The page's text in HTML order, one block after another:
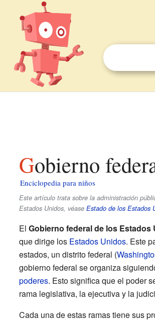
Gobierno
Enciclopedia para niños
Este artículo trata sobre la administración
Estados Unidos, véase Estado de los Estados
El Gobierno federal de los Estados
que dirige los Estados Unidos. Este
estados, un distrito federal (
gobierno federal se organiza
poderes. Esto significa que el poder
rama legislativa, la ejecutiva y la
Cada una de estas ramas tiene sus